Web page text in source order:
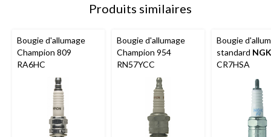
Produits similaires
Bougie d'allumage
Champion 809
RA6HC
Bougie d'allumage
Champion 954
RN57YCC
Bougie
standard NGK
CR7HSA